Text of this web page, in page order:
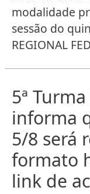
modalidade
sessão do
REGIONAL
5ª
informa
5/8 será
formato
link de